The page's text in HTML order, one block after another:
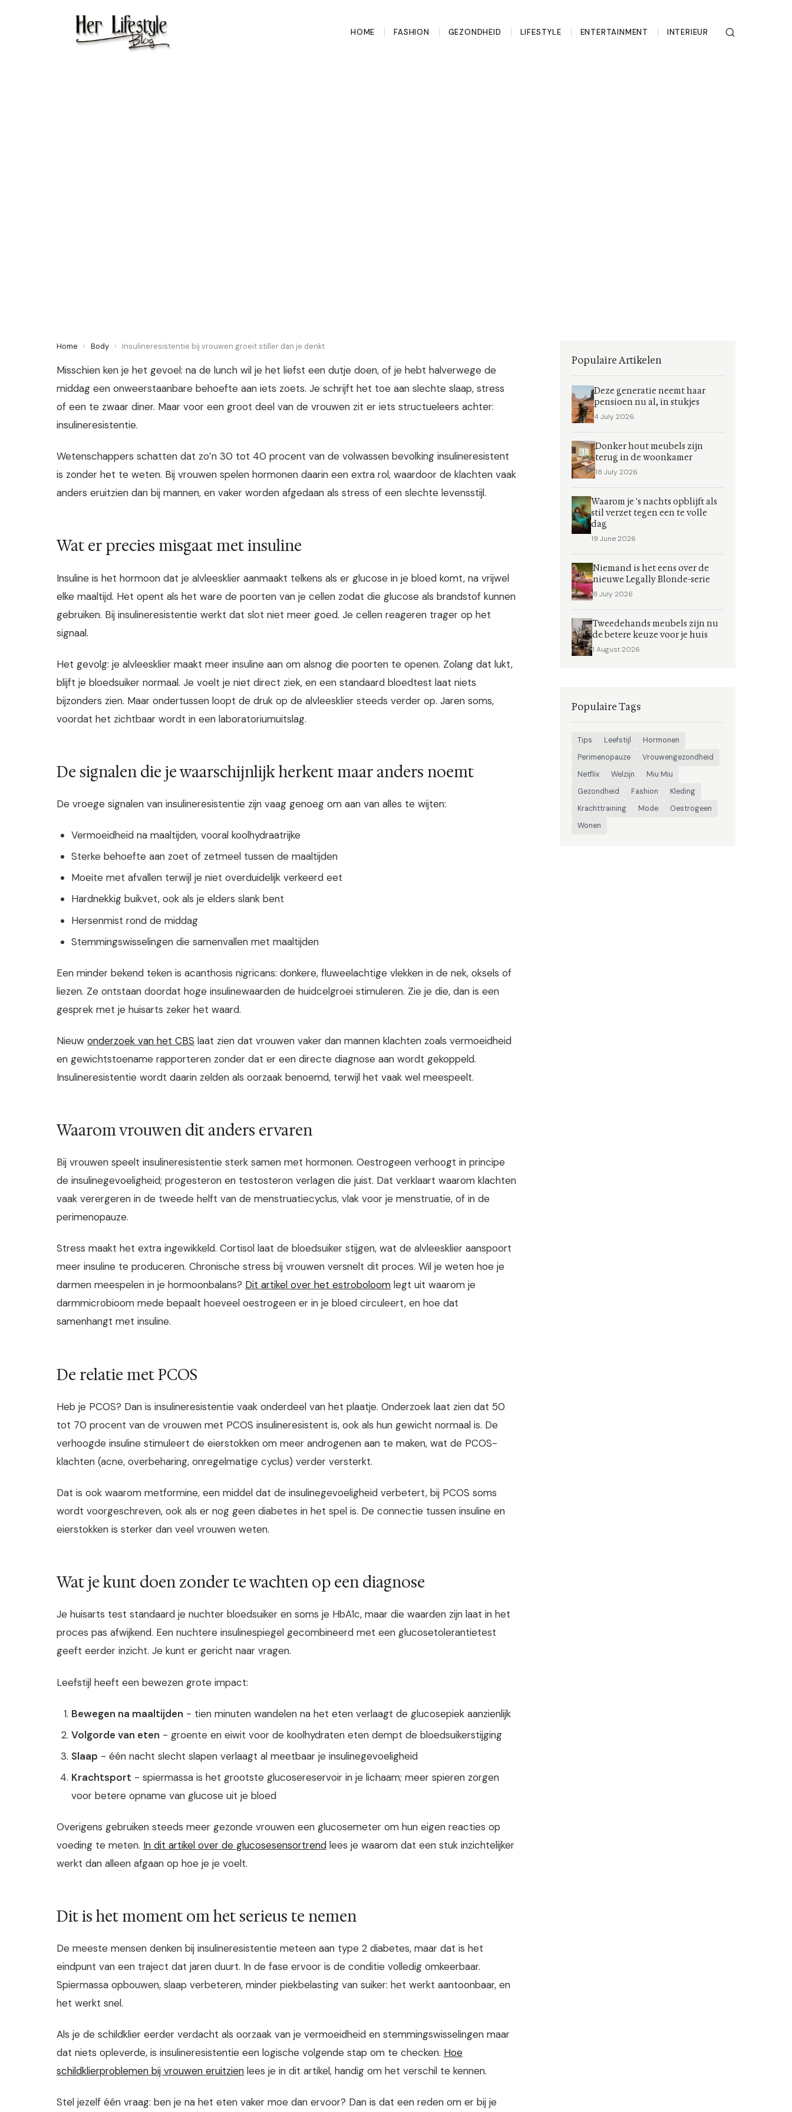
HOME FASHION GEZONDHEID LIFESTYLE ENTERTAINMENT INTERIEUR
Home › Body › Insulineresistentie bij vrouwen groeit stiller dan je denkt
Misschien ken je het gevoel: na de lunch wil je het liefst een dutje doen, of je hebt halverwege de
middag een onweerstaanbare behoefte aan iets zoets. Je schrijft het toe aan slechte slaap, stress
of een te zwaar diner. Maar voor een groot deel van de vrouwen zit er iets structueleers achter:
insulineresistentie.
Wetenschappers schatten dat zo’n 30 tot 40 procent van de volwassen bevolking insulineresistent
is zonder het te weten. Bij vrouwen spelen hormonen daarin een extra rol, waardoor de klachten vaak
anders eruitzien dan bij mannen, en vaker worden afgedaan als stress of een slechte levensstijl.
Wat er precies misgaat met insuline
Insuline is het hormoon dat je alvleesklier aanmaakt telkens als er glucose in je bloed komt, na vrijwel
elke maaltijd. Het opent als het ware de poorten van je cellen zodat die glucose als brandstof kunnen
gebruiken. Bij insulineresistentie werkt dat slot niet meer goed. Je cellen reageren trager op het
signaal.
Het gevolg: je alvleesklier maakt meer insuline aan om alsnog die poorten te openen. Zolang dat lukt,
blijft je bloedsuiker normaal. Je voelt je niet direct ziek, en een standaard bloedtest laat niets
bijzonders zien. Maar ondertussen loopt de druk op de alvleesklier steeds verder op. Jaren soms,
voordat het zichtbaar wordt in een laboratoriumuitslag.
De signalen die je waarschijnlijk herkent maar anders noemt
De vroege signalen van insulineresistentie zijn vaag genoeg om aan van alles te wijten:
Vermoeidheid na maaltijden, vooral koolhydraatrijke
Sterke behoefte aan zoet of zetmeel tussen de maaltijden
Moeite met afvallen terwijl je niet overduidelijk verkeerd eet
Hardnekkig buikvet, ook als je elders slank bent
Hersenmist rond de middag
Stemmingswisselingen die samenvallen met maaltijden
Een minder bekend teken is acanthosis nigricans: donkere, fluweelachtige vlekken in de nek, oksels of
liezen. Ze ontstaan doordat hoge insulinewaarden de huidcelgroei stimuleren. Zie je die, dan is een
gesprek met je huisarts zeker het waard.
Nieuw onderzoek van het CBS laat zien dat vrouwen vaker dan mannen klachten zoals vermoeidheid
en gewichtstoename rapporteren zonder dat er een directe diagnose aan wordt gekoppeld.
Insulineresistentie wordt daarin zelden als oorzaak benoemd, terwijl het vaak wel meespeelt.
Waarom vrouwen dit anders ervaren
Bij vrouwen speelt insulineresistentie sterk samen met hormonen. Oestrogeen verhoogt in principe
de insulinegevoeligheid; progesteron en testosteron verlagen die juist. Dat verklaart waarom klachten
vaak verergeren in de tweede helft van de menstruatiecyclus, vlak voor je menstruatie, of in de
perimenopauze.
Stress maakt het extra ingewikkeld. Cortisol laat de bloedsuiker stijgen, wat de alvleesklier aanspoort
meer insuline te produceren. Chronische stress bij vrouwen versnelt dit proces. Wil je weten hoe je
darmen meespelen in je hormoonbalans? Dit artikel over het estroboloom legt uit waarom je
darmmicrobioom mede bepaalt hoeveel oestrogeen er in je bloed circuleert, en hoe dat
samenhangt met insuline.
De relatie met PCOS
Heb je PCOS? Dan is insulineresistentie vaak onderdeel van het plaatje. Onderzoek laat zien dat 50
tot 70 procent van de vrouwen met PCOS insulineresistent is, ook als hun gewicht normaal is. De
verhoogde insuline stimuleert de eierstokken om meer androgenen aan te maken, wat de PCOS-
klachten (acne, overbeharing, onregelmatige cyclus) verder versterkt.
Dat is ook waarom metformine, een middel dat de insulinegevoeligheid verbetert, bij PCOS soms
wordt voorgeschreven, ook als er nog geen diabetes in het spel is. De connectie tussen insuline en
eierstokken is sterker dan veel vrouwen weten.
Wat je kunt doen zonder te wachten op een diagnose
Je huisarts test standaard je nuchter bloedsuiker en soms je HbA1c, maar die waarden zijn laat in het
proces pas afwijkend. Een nuchtere insulinespiegel gecombineerd met een glucosetolerantietest
geeft eerder inzicht. Je kunt er gericht naar vragen.
Leefstijl heeft een bewezen grote impact:
Bewegen na maaltijden - tien minuten wandelen na het eten verlaagt de glucosepiek aanzienlijk
Volgorde van eten - groente en eiwit voor de koolhydraten eten dempt de bloedsuikerstijging
Slaap - één nacht slecht slapen verlaagt al meetbaar je insulinegevoeligheid
Krachtsport - spiermassa is het grootste glucosereservoir in je lichaam; meer spieren zorgen
voor betere opname van glucose uit je bloed
Overigens gebruiken steeds meer gezonde vrouwen een glucosemeter om hun eigen reacties op
voeding te meten. In dit artikel over de glucosesensortrend lees je waarom dat een stuk inzichtelijker
werkt dan alleen afgaan op hoe je je voelt.
Dit is het moment om het serieus te nemen
De meeste mensen denken bij insulineresistentie meteen aan type 2 diabetes, maar dat is het
eindpunt van een traject dat jaren duurt. In de fase ervoor is de conditie volledig omkeerbaar.
Spiermassa opbouwen, slaap verbeteren, minder piekbelasting van suiker: het werkt aantoonbaar, en
het werkt snel.
Als je de schildklier eerder verdacht als oorzaak van je vermoeidheid en stemmingswisselingen maar
dat niets opleverde, is insulineresistentie een logische volgende stap om te checken. Hoe
schildklierproblemen bij vrouwen eruitzien lees je in dit artikel, handig om het verschil te kennen.
Stel jezelf één vraag: ben je na het eten vaker moe dan ervoor? Dan is dat een reden om er bij je
Populaire Artikelen
Deze generatie neemt haar
pensioen nu al, in stukjes
4 July 2026
Donker hout meubels zijn
terug in de woonkamer
18 July 2026
Waarom je 's nachts opblijft als
stil verzet tegen een te volle
dag
19 June 2026
Niemand is het eens over de
nieuwe Legally Blonde-serie
8 July 2026
Tweedehands meubels zijn nu
de betere keuze voor je huis
1 August 2026
Populaire Tags
Tips Leefstijl
Hormonen
Perimenopauze
Vrouwengezondheid
Netflix
Welzijn
Miu Miu
Gezondheid
Fashion
Kleding
Krachttraining
Mode
Oestrogeen
Wonen